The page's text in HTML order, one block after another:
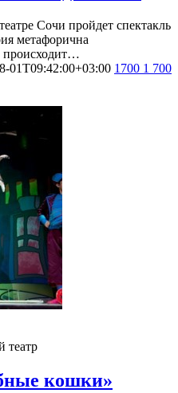
Сочи пройдет спектакль
метафорична
происходит…
01T09:42:00+03:00 1700 1 700
театр
кошки»